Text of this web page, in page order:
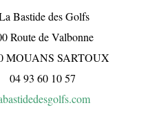
Bastide des Golfs
Route de Valbonne
MOUANS SARTOUX
04 93 60 10 57